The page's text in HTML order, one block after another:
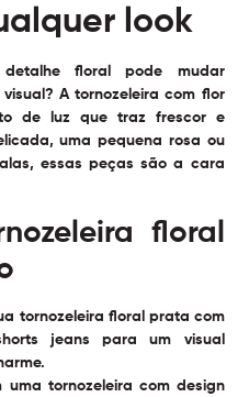
look
floral pode mudar
A tornozeleira com flor
de luz que traz frescor e
uma pequena rosa ou
essas peças são a cara
floral
tornozeleira floral prata com
jeans para um visual
uma tornozeleira com design